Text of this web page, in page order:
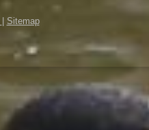
Sitemap